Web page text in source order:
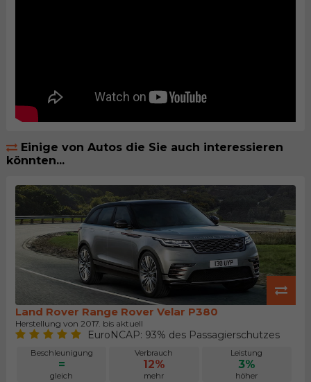
Einige von Autos die Sie auch interessieren
könnten...
Land Rover Range Rover Velar P380
Herstellung von 2017. bis aktuell
EuroNCAP: 93% des Passagierschutzes
Beschleunigung
=
gleich
Verbrauch
12%
mehr
Leistung
3%
höher